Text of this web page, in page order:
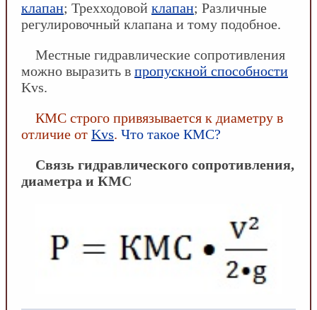
клапан; Трехходовой клапан; Различные
регулировочный клапана и тому подобное.
Местные гидравлические сопротивления
можно выразить в пропускной способности
Kvs.
КМС строго привязывается к диаметру в
отличие от Kvs. Что такое КМС?
Связь гидравлического сопротивления,
диаметра и КМС